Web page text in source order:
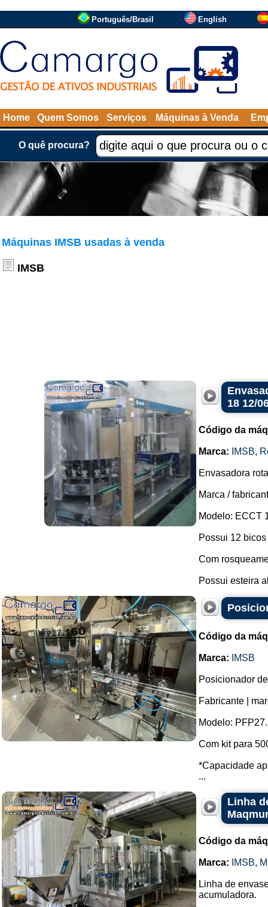
Português/Brasil English
Home Quem Somos Serviços Máquinas à Venda
O quê procura?
Máquinas IMSB usadas à venda
IMSB
18 12/
Código da
Marca: IMSB,
Envasadora
Marca /
Modelo: ECCT
Possui 12
Com
Possui esteira
Código da
Marca: IMSB
Posicionador
Fabricante |
Modelo:
Com kit para
*Capacidade
...
Linha
Código da
Marca: IMSB,
Linha de
acumuladora.